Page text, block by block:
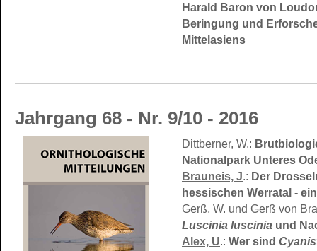
Harald Baron von
Beringung und
Mittelasiens
Jahrgang 68 - Nr. 9/10 - 2016
Dittberner, W.:
Nationalpark Unteres
Brauneis, J.: Der
hessischen Werratal -
Gerß, W. und Gerß von
Luscinia luscinia und
Alex, U.: Wer sind